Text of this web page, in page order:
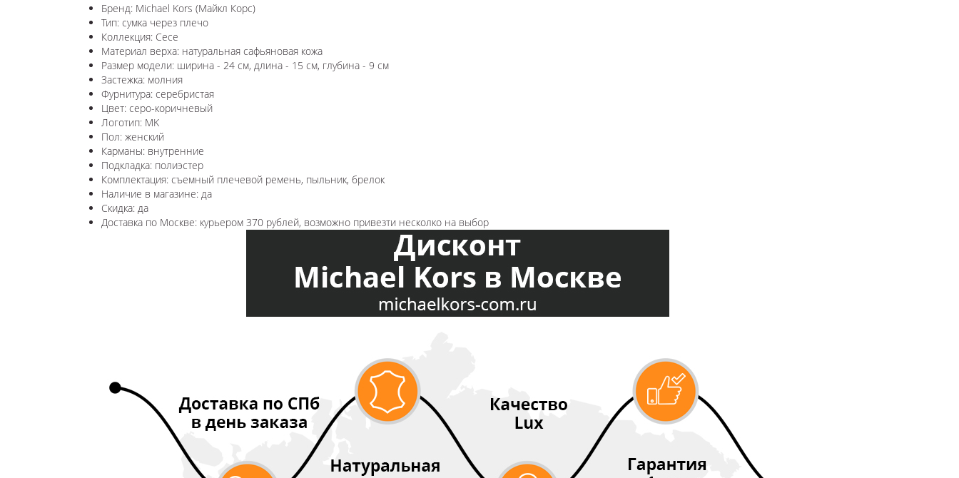
Бренд: Michael Kors (Майкл Корс)
Тип: сумка через плечо
Коллекция: Cece
Материал верха: натуральная сафьяновая кожа
Размер модели: ширина - 24 см, длина - 15 см, глубина - 9 см
Застежка: молния
Фурнитура: серебристая
Цвет: серо-коричневый
Логотип: MK
Пол: женский
Карманы: внутренние
Подкладка: полиэстер
Комплектация: съемный плечевой ремень, пыльник, брелок
Наличие в магазине: да
Скидка: да
Доставка по Москве: курьером 370 рублей, возможно привезти несколко на выбор